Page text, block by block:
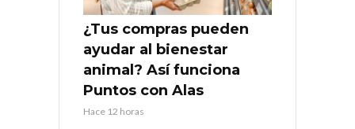
¿Tus compras pueden
ayudar al bienestar
animal? Así funciona
Puntos con Alas
Hace 12 horas